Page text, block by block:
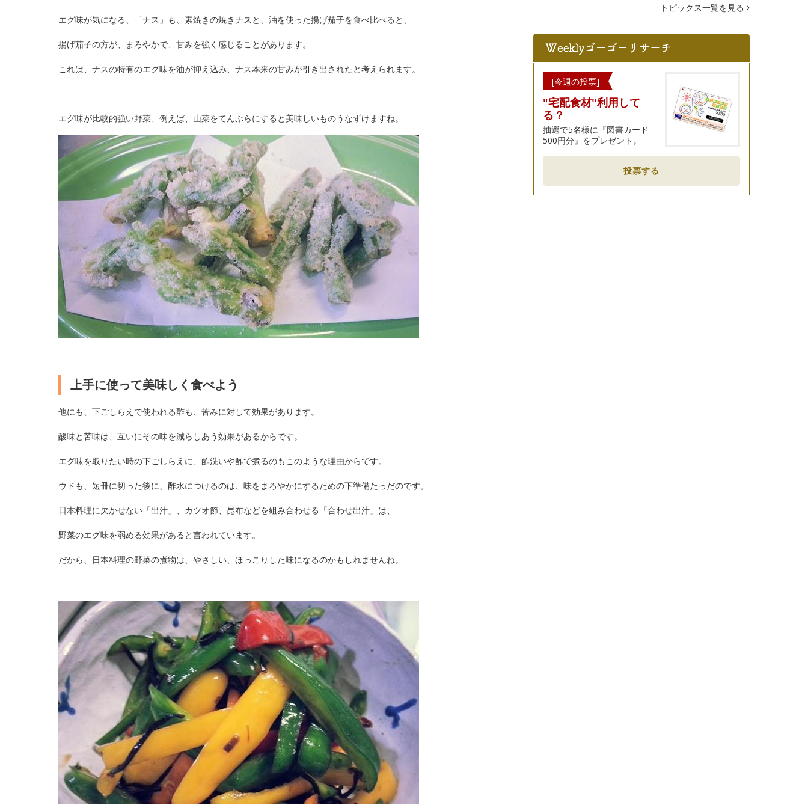
エグ味が気になる、「ナス」も、素焼きの焼きナスと、油を使った揚げ茄子を食べ比べると、
揚げ茄子の方が、まろやかで、甘みを強く感じることがあります。
これは、ナスの特有のエグ味を油が抑え込み、ナス本来の甘みが引き出されたと考えられます。
エグ味が比較的強い野菜、例えば、山菜をてんぷらにすると美味しいものうなずけますね。
上手に使って美味しく食べよう
他にも、下ごしらえで使われる酢も、苦みに対して効果があります。
酸味と苦味は、互いにその味を減らしあう効果があるからです。
エグ味を取りたい時の下ごしらえに、酢洗いや酢で煮るのもこのような理由からです。
ウドも、短冊に切った後に、酢水につけるのは、味をまろやかにするための下準備たっだのです。
日本料理に欠かせない「出汁」、カツオ節、昆布などを組み合わせる「合わせ出汁」は、
野菜のエグ味を弱める効果があると言われています。
だから、日本料理の野菜の煮物は、やさしい、ほっこりした味になるのかもしれませんね。
トピックス一覧を見る
[今週の投票]
"宅配食材"利用して
る？
抽選で5名様に『図書カード
500円分』をプレゼント。
投票する